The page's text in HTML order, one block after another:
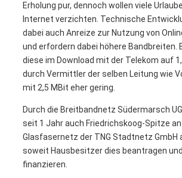
Erholung pur, dennoch wollen viele
Internet verzichten. Technische
dabei auch Anreize zur Nutzung von
und erfordern dabei höhere Bandbreiten.
diese im Download mit der Telekom auf
durch Vermittler der selben Leitung wie
mit 2,5 MBit eher gering.
Durch die Breitbandnetz Südermarsch UG
seit 1 Jahr auch Friedrichskoog-Spitze
Glasfasernetz der TNG Stadtnetz GmbH
soweit Hausbesitzer dies beantragen
finanzieren.